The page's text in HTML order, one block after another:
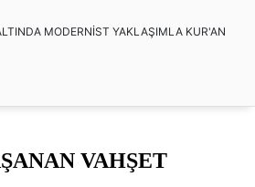
MODERNİST YAKLAŞIMLA KUR'AN
VAHŞET